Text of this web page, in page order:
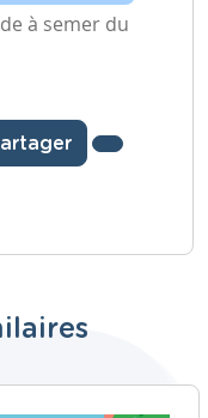
à semer du